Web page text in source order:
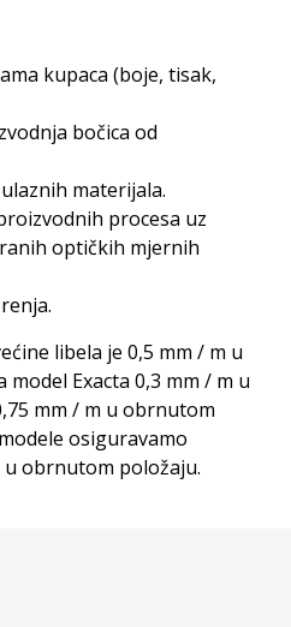
kupaca (boje, tisak,
bočica od
materijala.
procesa uz
optičkih mjernih
libela je 0,5 mm / m u
Exacta 0,3 mm / m u
mm / m u obrnutom
osiguravamo
obrnutom položaju.